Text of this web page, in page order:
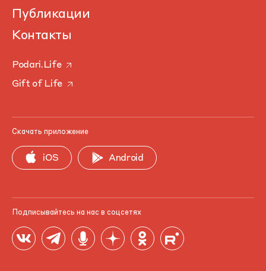
Публикации
Контакты
Podari.Life
Gift of Life
Скачать приложение
iOS Android
Подписывайтесь на нас в соцсетях